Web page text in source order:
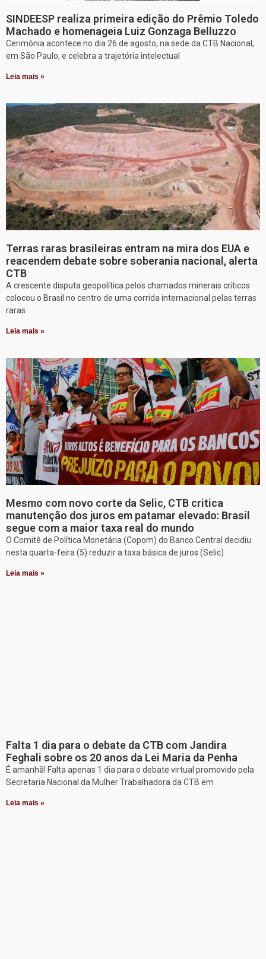
SINDEESP realiza primeira edição do Prêmio Toledo
Machado e homenageia Luiz Gonzaga Belluzzo
Cerimônia acontece no dia 26 de agosto, na sede da CTB Nacional,
em São Paulo, e celebra a trajetória intelectual
Leia mais »
Terras raras brasileiras entram na mira dos EUA e
reacendem debate sobre soberania nacional, alerta
CTB
A crescente disputa geopolítica pelos chamados minerais críticos
colocou o Brasil no centro de uma corrida internacional pelas terras
raras.
Leia mais »
Mesmo com novo corte da Selic, CTB critica
manutenção dos juros em patamar elevado: Brasil
segue com a maior taxa real do mundo
O Comitê de Política Monetária (Copom) do Banco Central decidiu
nesta quarta-feira (5) reduzir a taxa básica de juros (Selic)
Leia mais »
Falta 1 dia para o debate da CTB com Jandira
Feghali sobre os 20 anos da Lei Maria da Penha
É amanhã! Falta apenas 1 dia para o debate virtual promovido pela
Secretaria Nacional da Mulher Trabalhadora da CTB em
Leia mais »